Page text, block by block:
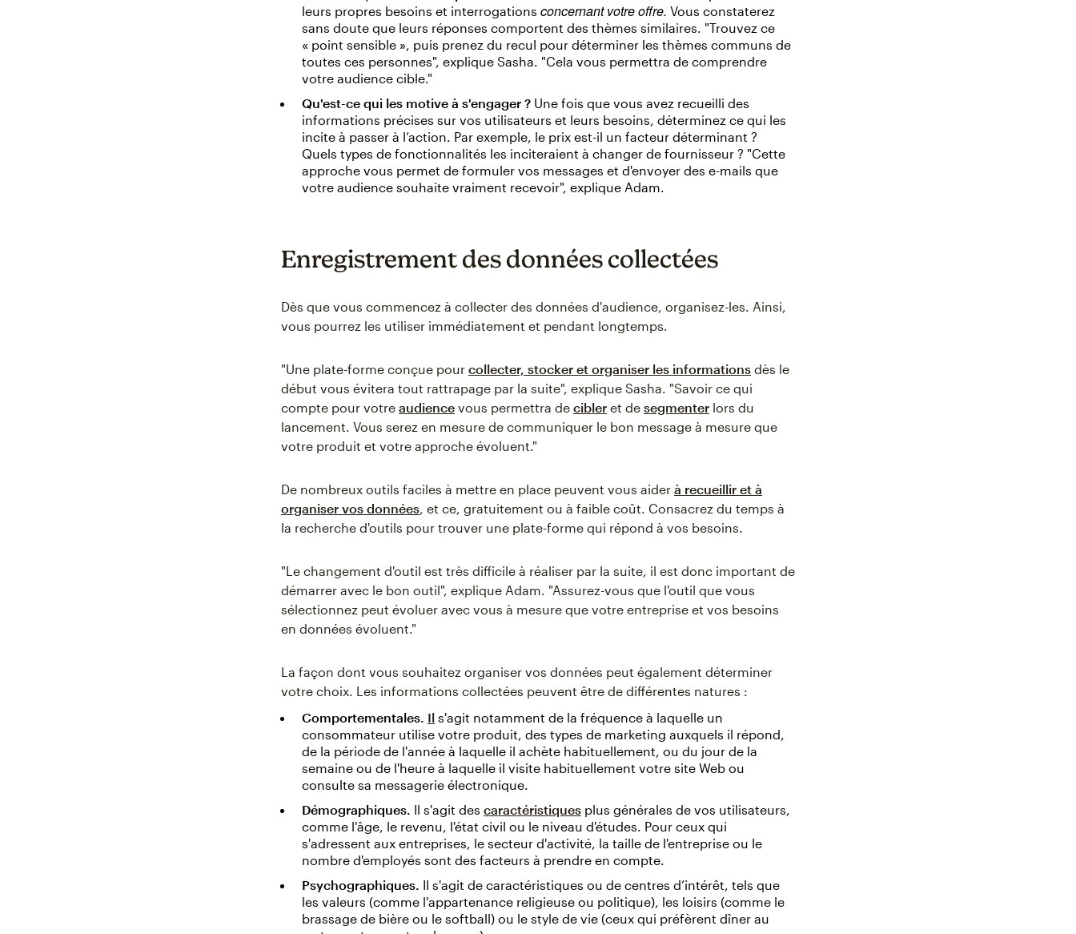
leurs propres besoins et interrogations concernant votre offre. Vous constaterez
sans doute que leurs réponses comportent des thèmes similaires. "Trouvez ce
« point sensible », puis prenez du recul pour déterminer les thèmes communs de
toutes ces personnes", explique Sasha. "Cela vous permettra de comprendre
votre audience cible."
Qu'est-ce qui les motive à s'engager ? Une fois que vous avez recueilli des
informations précises sur vos utilisateurs et leurs besoins, déterminez ce qui les
incite à passer à l’action. Par exemple, le prix est-il un facteur déterminant ?
Quels types de fonctionnalités les inciteraient à changer de fournisseur ? "Cette
approche vous permet de formuler vos messages et d'envoyer des e-mails que
votre audience souhaite vraiment recevoir", explique Adam.
Enregistrement des données collectées
Dès que vous commencez à collecter des données d'audience, organisez-les. Ainsi,
vous pourrez les utiliser immédiatement et pendant longtemps.
"Une plate-forme conçue pour collecter, stocker et organiser les informations dès le
début vous évitera tout rattrapage par la suite", explique Sasha. "Savoir ce qui
compte pour votre audience vous permettra de cibler et de segmenter lors du
lancement. Vous serez en mesure de communiquer le bon message à mesure que
votre produit et votre approche évoluent."
De nombreux outils faciles à mettre en place peuvent vous aider à recueillir et à
organiser vos données , et ce, gratuitement ou à faible coût. Consacrez du temps à
la recherche d'outils pour trouver une plate-forme qui répond à vos besoins.
"Le changement d'outil est très difficile à réaliser par la suite, il est donc important de
démarrer avec le bon outil", explique Adam. "Assurez-vous que l'outil que vous
sélectionnez peut évoluer avec vous à mesure que votre entreprise et vos besoins
en données évoluent."
La façon dont vous souhaitez organiser vos données peut également déterminer
votre choix. Les informations collectées peuvent être de différentes natures :
Comportementales. Il s'agit notamment de la fréquence à laquelle un
consommateur utilise votre produit, des types de marketing auxquels il répond,
de la période de l'année à laquelle il achète habituellement, ou du jour de la
semaine ou de l'heure à laquelle il visite habituellement votre site Web ou
consulte sa messagerie électronique.
Démographiques. Il s'agit des caractéristiques plus générales de vos utilisateurs,
comme l'âge, le revenu, l'état civil ou le niveau d'études. Pour ceux qui
s'adressent aux entreprises, le secteur d'activité, la taille de l'entreprise ou le
nombre d'employés sont des facteurs à prendre en compte.
Psychographiques. Il s'agit de caractéristiques ou de centres d’intérêt, tels que
les valeurs (comme l'appartenance religieuse ou politique), les loisirs (comme le
brassage de bière ou le softball) ou le style de vie (ceux qui préfèrent dîner au